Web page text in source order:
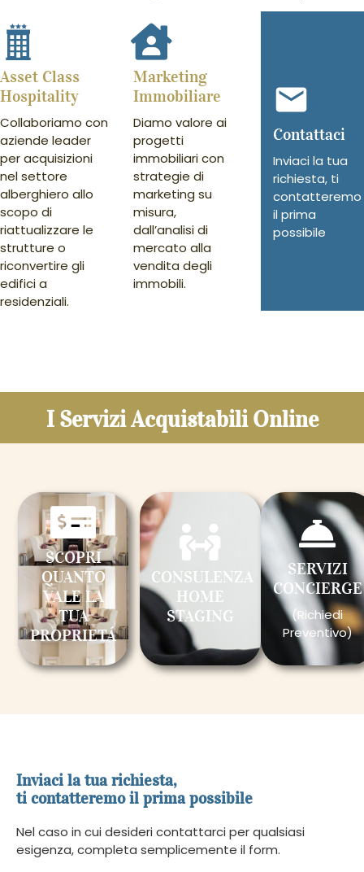
Asset Class
Hospitality
Collaboriamo con
aziende leader
per acquisizioni
nel settore
alberghiero allo
scopo di
riattualizzare le
strutture o
riconvertire gli
edifici a
residenziali.
Marketing
Immobiliare
Diamo valore ai
progetti
immobiliari con
strategie di
marketing su
misura,
dall’analisi di
mercato alla
vendita degli
immobili.
Contattaci
Inviaci la tua
richiesta, ti
contatteremo
il prima
possibile
I Servizi Acquistabili Online
SCOPRI
QUANTO
VALE LA
TUA
PROPRIETÁ
CONSULENZA
HOME
STAGING
SERVIZI
CONCIERGE
(Richiedi
Preventivo)
Inviaci la tua richiesta,
ti contatteremo il prima possibile
Nel caso in cui desideri contattarci per qualsiasi
esigenza, completa semplicemente il form.